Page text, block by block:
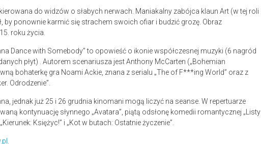
do widzów o słabych nerwach. Maniakalny zabójca klaun Art (w tej roli
by ponownie karmić się strachem swoich ofiar i budzić grozę. Obraz
roku życia.
Dance with Somebody” to opowieść o ikonie współczesnej muzyki (6 nagród
płyt) . Autorem scenariusza jest Anthony McCarten („Bohemian
bohaterkę gra Noami Ackie, znana z serialu „The of F***ing World” oraz z
Odrodzenie”.
jednak już 25 i 26 grudnia kinomani mogą liczyć na seanse. W repertuarze
kontynuację słynnego „Avatara”, piątą odsłonę komedii romantycznej „Listy
Księżyc!” i „Kot w butach: Ostatnie życzenie”.
.